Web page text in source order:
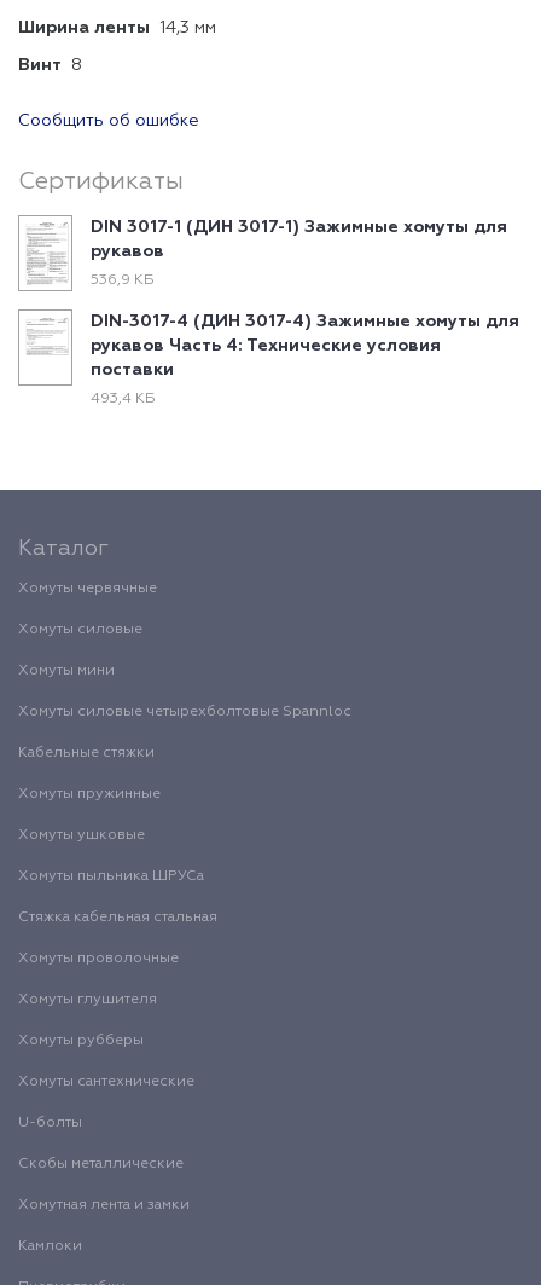
Ширина ленты 14,3 мм
Винт 8
Сообщить об ошибке
Сертификаты
DIN 3017-1 (ДИН 3017-1) Зажимные хомуты для
рукавов
536,9 КБ
DIN-3017-4 (ДИН 3017-4) Зажимные хомуты для
рукавов Часть 4: Технические условия
поставки
493,4 КБ
Каталог
Хомуты червячные
Хомуты силовые
Хомуты мини
Хомуты силовые четырехболтовые Spannloc
Кабельные стяжки
Хомуты пружинные
Хомуты ушковые
Хомуты пыльника ШРУСа
Стяжка кабельная стальная
Хомуты проволочные
Хомуты глушителя
Хомуты рубберы
Хомуты сантехнические
U-болты
Скобы металлические
Хомутная лента и замки
Камлоки